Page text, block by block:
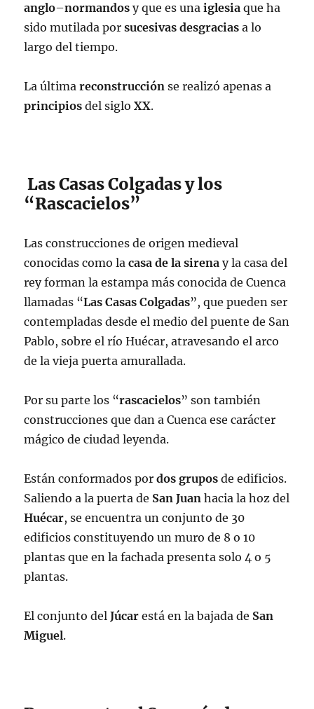
anglo–normandos y que es unaiglesia que ha
sido mutilada porsucesivas desgracias a lo
largo del tiempo.
La últimareconstrucción se realizó apenas a
principios del sigloXX.
Las Casas Colgadas y los
“Rascacielos”
Las construcciones de origen medieval
conocidas como lacasa de la sirena y la casa del
rey forman la estampa más conocida de Cuenca
llamadas “Las Casas Colgadas”, que pueden ser
contempladas desde el medio del puente de San
Pablo, sobre el río Huécar, atravesando el arco
de la vieja puerta amurallada.
Por su parte los “rascacielos” son también
construcciones que dan a Cuenca ese carácter
mágico de ciudad leyenda.
Están conformados pordos grupos de edificios.
Saliendo a la puerta de San Juan hacia la hoz del
Huécar, se encuentra un conjunto de 30
edificios constituyendo un muro de 8 o 10
plantas que en la fachada presenta solo 4 o 5
plantas.
El conjunto delJúcar está en la bajada de San
Miguel.